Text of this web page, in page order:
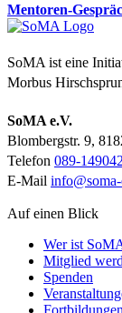
Mentoren-
SoMA ist eine
Morbus
SoMA e.V.
Blombergstr. 9,
Telefon 089-
E-Mail
Auf einen Blick
Wer ist
Mitglied
Spenden
Fortbildungen